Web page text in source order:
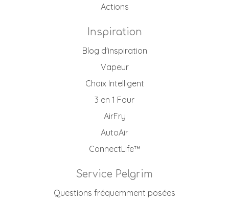
Actions
Inspiration
Blog d'inspiration
Vapeur
Choix Intelligent
3 en 1 Four
AirFry
AutoAir
ConnectLife™
Service Pelgrim
Questions fréquemment posées